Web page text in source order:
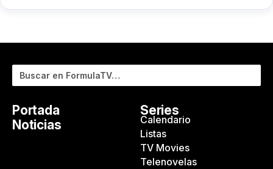
Buscar
Portada
Noticias
Series
Calendario
Listas
TV Movies
Telenovelas